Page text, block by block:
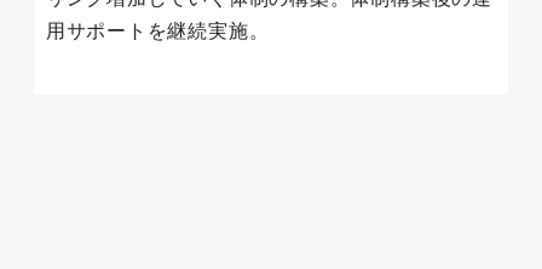
用サポートを継続実施。